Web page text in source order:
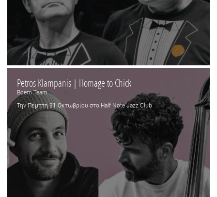
Petros Klampanis | Homage to Chick
Boem Team
Την Πέμπτη 31 Οκτωβρίου στο Half Note Jazz Club